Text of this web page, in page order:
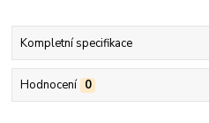
Kompletní specifikace
Hodnocení 0